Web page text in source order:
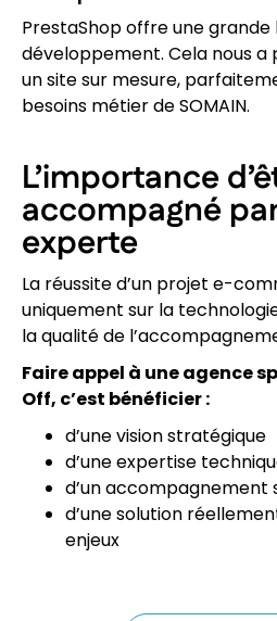
PrestaShop offre une
développement. Cela nous
un site sur mesure,
besoins métier de SOMAIN.
L’importance
accompagné
experte
La réussite d’un projet e-
uniquement sur la
la qualité de
Faire appel à une agence
Off, c’est bénéficier :
d’une vision stratégique
d’une expertise
d’un accompagnement
d’une solution
enjeux